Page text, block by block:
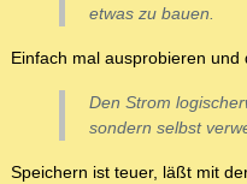
etwas zu bauen.
Einfach mal ausprobieren
Den Strom
sondern selbst
Speichern ist teuer, läßt mit